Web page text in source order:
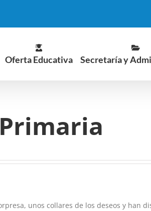
Oferta Educativa Secretaría y
unos collares de los deseos y han